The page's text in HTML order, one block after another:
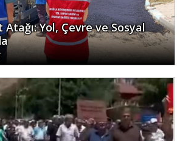
Yol, Çevre ve Sosyal